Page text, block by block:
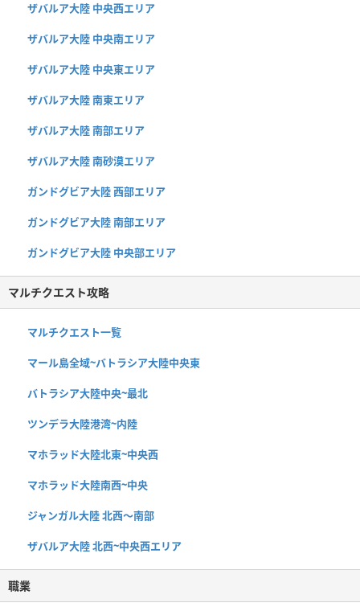
ザバルア大陸 中央西エリア
ザバルア大陸 中央南エリア
ザバルア大陸 中央東エリア
ザバルア大陸 南東エリア
ザバルア大陸 南部エリア
ザバルア大陸 南砂漠エリア
ガンドグビア大陸 西部エリア
ガンドグビア大陸 南部エリア
ガンドグビア大陸 中央部エリア
マルチクエスト攻略
マルチクエスト一覧
マール島全域~バトラシア大陸中央東
バトラシア大陸中央~最北
ツンデラ大陸港湾~内陸
マホラッド大陸北東~中央西
マホラッド大陸南西~中央
ジャンガル大陸 北西〜南部
ザバルア大陸 北西~中央西エリア
職業